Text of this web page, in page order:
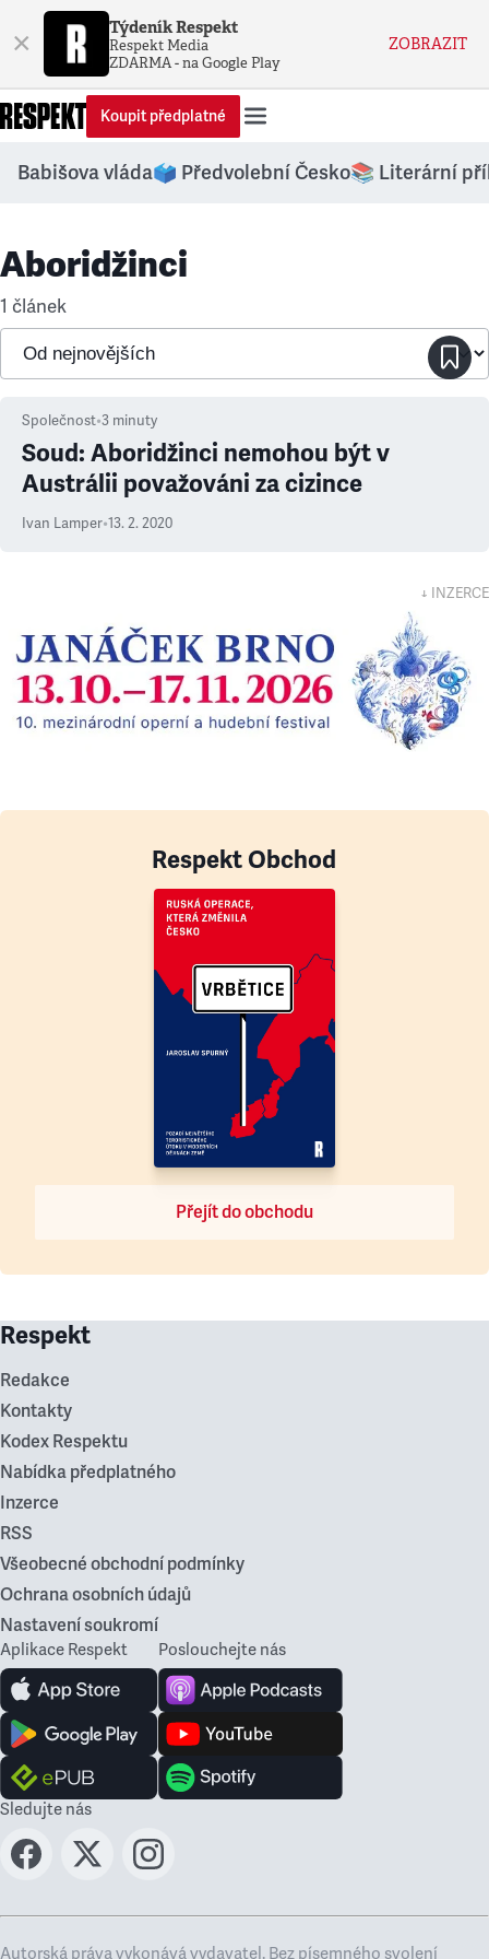
× Týdeník Respekt
Respekt Media
ZDARMA - na Google Play
ZOBRAZIT
Koupit předplatné
Babišova vláda🗳️ Předvolební Česko📚 Literární
Aboridžinci
1 článek
Společnost•3 minuty
Soud: Aboridžinci nemohou být v
Austrálii považováni za cizince
Ivan Lamper•13. 2. 2020
↓ INZERCE
Respekt Obchod
Přejít do obchodu
Respekt
Redakce
Kontakty
Kodex Respektu
Nabídka předplatného
Inzerce
RSS
Všeobecné obchodní podmínky
Ochrana osobních údajů
Nastavení soukromí
Aplikace Respekt Poslouchejte nás
Sledujte nás
Autorská práva vykonává vydavatel. Bez písemného svolení